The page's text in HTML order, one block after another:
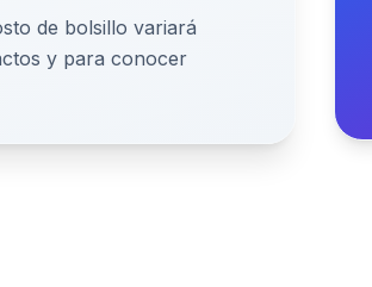
de bolsillo variará
y para conocer